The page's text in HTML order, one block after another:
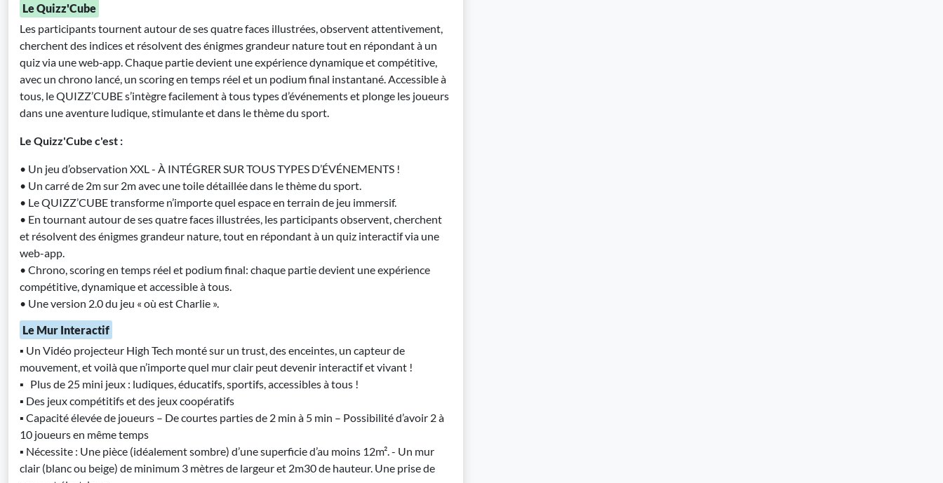
Le Quizz'Cube
Les participants tournent autour de ses quatre faces illustrées, observent attentivement,
cherchent des indices et résolvent des énigmes grandeur nature tout en répondant à un
quiz via une web‑app. Chaque partie devient une expérience dynamique et compétitive,
avec un chrono lancé, un scoring en temps réel et un podium final instantané. Accessible à
tous, le QUIZZ’CUBE s’intègre facilement à tous types d’événements et plonge les joueurs
dans une aventure ludique, stimulante et dans le thème du sport.
Le Quizz'Cube c'est :
• Un jeu d’observation XXL - À INTÉGRER SUR TOUS TYPES D’ÉVÉNEMENTS !
• Un carré de 2m sur 2m avec une toile détaillée dans le thème du sport.
• Le QUIZZ’CUBE transforme n’importe quel espace en terrain de jeu immersif.
• En tournant autour de ses quatre faces illustrées, les participants observent, cherchent
et résolvent des énigmes grandeur nature, tout en répondant à un quiz interactif via une
web-app.
• Chrono, scoring en temps réel et podium final: chaque partie devient une expérience
compétitive, dynamique et accessible à tous.
• Une version 2.0 du jeu « où est Charlie ».
Le Mur Interactif
▪ Un Vidéo projecteur High Tech monté sur un trust, des enceintes, un capteur de
mouvement, et voilà que n’importe quel mur clair peut devenir interactif et vivant !
▪ Plus de 25 mini jeux : ludiques, éducatifs, sportifs, accessibles à tous !
▪ Des jeux compétitifs et des jeux coopératifs
▪ Capacité élevée de joueurs – De courtes parties de 2 min à 5 min – Possibilité d’avoir 2 à
10 joueurs en même temps
▪ Nécessite : Une pièce (idéalement sombre) d’une superficie d’au moins 12m². - Un mur
clair (blanc ou beige) de minimum 3 mètres de largeur et 2m30 de hauteur. Une prise de